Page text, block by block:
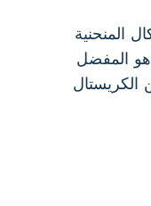
المنحنية
هو المفضل
الكريستال